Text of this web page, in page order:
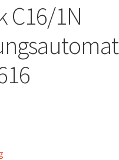
C16/1N